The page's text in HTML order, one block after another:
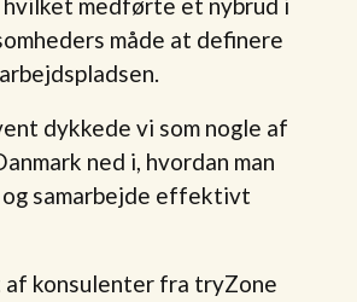
hvilket medførte et nybrud i
måde at definere
dykkede vi som nogle af
ned i, hvordan man
og samarbejde effektivt
konsulenter fra tryZone